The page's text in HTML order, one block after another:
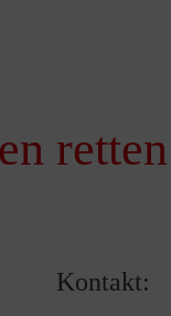
retten
Kontakt: